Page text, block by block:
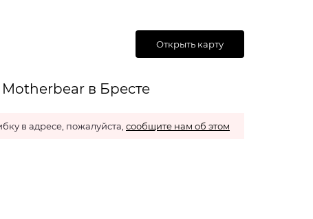
Открыть карту
в Бресте
в адресе, пожалуйста, сообщите нам об этом